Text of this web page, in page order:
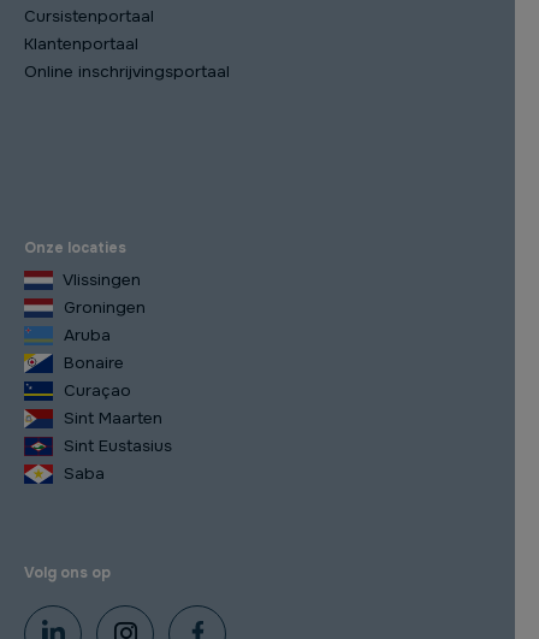
Cursistenportaal
Klantenportaal
Online inschrijvingsportaal
Onze locaties
Vlissingen
Groningen
Aruba
Bonaire
Curaçao
Sint Maarten
Sint Eustasius
Saba
Volg ons op